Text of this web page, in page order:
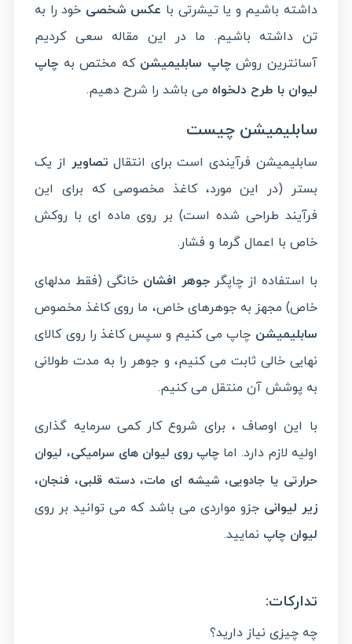
داشته باشیم و یا تیشرتی با عکس شخصی خود را به
تن داشته باشیم. ما در این مقاله سعی کردیم
آسانترین روشچاپ سابلیمیشن که مختص به چاپ
لیوان با طرح دلخواه می باشد را شرح دهیم.
سابلیمیشن چیست
سابلیمیشن فرآیندی است برای انتقال تصاویر از یک
بستر (در این مورد، کاغذ مخصوصی که برای این
فرآیند طراحی شده است) بر روی ماده ای با روکش
خاص با اعمال گرما و فشار.
با استفاده از چاپگرجوهر افشان خانگی (فقط مدلهای
خاص) مجهز به جوهرهای خاص، ما روی کاغذ مخصوص
سابلیمیشن چاپ می کنیم و سپس کاغذ را روی کالای
نهایی خالی ثابت می کنیم، و جوهر را به مدت طولانی
به پوشش آن منتقل می کنیم.
با این اوصاف ، برای شروع کار کمی سرمایه گذاری
اولیه لازم دارد. اما چاپ روی لیوان های سرامیکی، لیوان
حرارتی یا جادویی، شیشه ای مات، دسته قلبی، فنجان،
زیر لیوانی جزو مواردی می باشد که می توانید بر روی
لیوان چاپ نمایید.
تدارکات:
چه چیزی نیاز دارید؟